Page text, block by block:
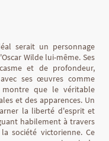
serait un personnage
Wilde lui-même. Ses
et de profondeur,
ses œuvres comme
montre que le véritable
et des apparences. Un
la liberté d'esprit et
habilement à travers
société victorienne. Ce